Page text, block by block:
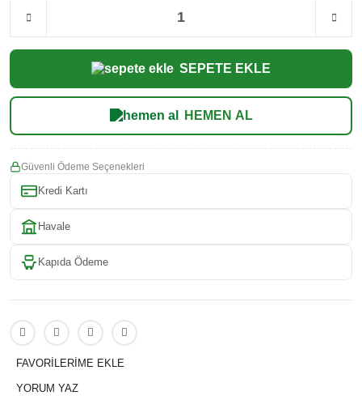
SEPETE EKLE
HEMEN AL
Güvenli Ödeme Seçenekleri
Kredi Kartı
Havale
Kapıda Ödeme
YORUM YAZ